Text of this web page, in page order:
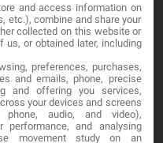
and access information on
etc.), combine and share your
collected on this website or
us, or obtained later, including
preferences, purchases,
and emails, phone, precise
and offering you services,
your devices and screens
audio, and video),
performance, and analysing
movement study on an